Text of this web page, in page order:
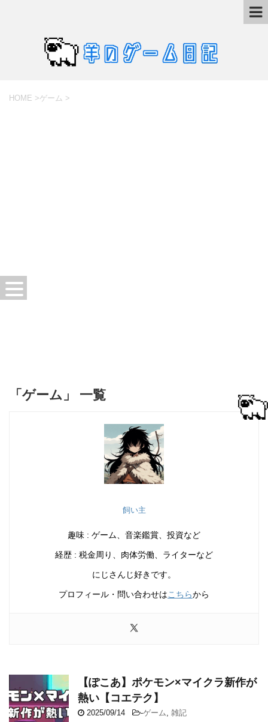
HOME >ゲーム >
「ゲーム」 一覧
飼い主
趣味 : ゲーム、音楽鑑賞、投資など
経歴 : 税金周り、肉体労働、ライターなど
にじさんじ好きです。
プロフィール・問い合わせはこちらから
【ぽこあ】ポケモン×マイクラ新作が
熱い【コエテク】
2025/09/14 -ゲーム 雑記